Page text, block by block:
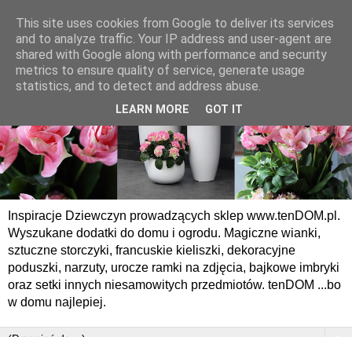
Inspiracje Dziewczyn prowadzących sklep www.tenDOM.pl.
Wyszukane dodatki do domu i ogrodu. Magiczne wianki,
sztuczne storczyki, francuskie kieliszki, dekoracyjne
poduszki, narzuty, urocze ramki na zdjęcia, bajkowe imbryki
oraz setki innych niesamowitych przedmiotów. tenDOM ...bo
w domu najlepiej.
This site uses cookies from Google to deliver its services
and to analyze traffic. Your IP address and user-agent are
shared with Google along with performance and security
metrics to ensure quality of service, generate usage
statistics, and to detect and address abuse.
LEARN MORE GOT IT